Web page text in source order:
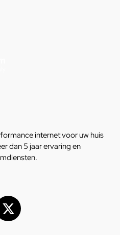
internet voor uw huis
dan 5 jaar ervaring en